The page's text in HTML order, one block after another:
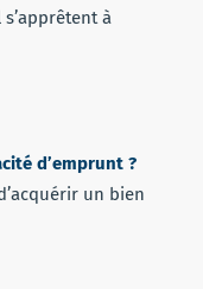
à
d’emprunt ?
un bien